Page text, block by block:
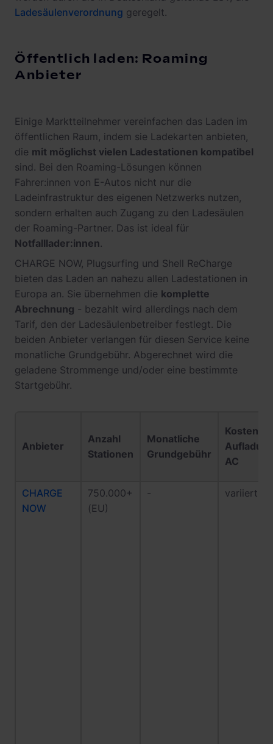
Ladesäulenverordnung geregelt.
Öffentlich laden: Roaming
Anbieter
Einige Marktteilnehmer vereinfachen das Laden im
öffentlichen Raum, indem sie Ladekarten anbieten,
die mit möglichst vielen Ladestationen kompatibel
sind. Bei den Roaming-Lösungen können
Fahrer:innen von E-Autos nicht nur die
Ladeinfrastruktur des eigenen Netzwerks nutzen,
sondern erhalten auch Zugang zu den Ladesäulen
der Roaming-Partner. Das ist ideal für
Notfalllader:innen.
CHARGE NOW, Plugsurfing und Shell ReCharge
bieten das Laden an nahezu allen Ladestationen in
Europa an. Sie übernehmen die komplette
Abrechnung - bezahlt wird allerdings nach dem
Tarif, den der Ladesäulenbetreiber festlegt. Die
beiden Anbieter verlangen für diesen Service keine
monatliche Grundgebühr. Abgerechnet wird die
geladene Strommenge und/oder eine bestimmte
Startgebühr.
Anbieter
Anzahl
Stationen
Monatliche
Grundgebühr
Kosten:
AC
CHARGE
NOW
750.000+
(EU)
- variiert